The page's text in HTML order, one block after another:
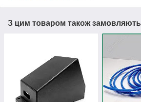
З цим товаром також замовляють